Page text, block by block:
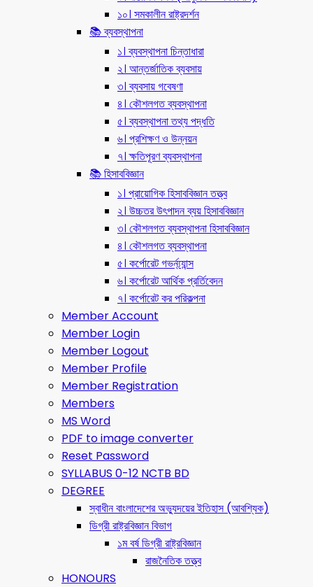
১০। সমকালীন রাষ্ট্রদর্শন
📚 ব্যবস্থাপনা
১। ব্যবস্থাপনা চিন্তাধারা
২। আন্তর্জাতিক ব্যবসায়
৩। ব্যবসায় গবেষণা
৪। কৌশলগত ব্যবস্থাপনা
৫। ব্যবস্থাপনা তথ্য পদ্ধতি
৬। প্রশিক্ষণ ও উন্নয়ন
৭। ক্ষতিপূরণ ব্যবস্থাপনা
📚 হিসাববিজ্ঞান
১। প্রায়োগিক হিসাববিজ্ঞান তত্ত্ব
২। উচ্চতর উৎপাদন ব্যয় হিসাববিজ্ঞান
৩। কৌশলগত ব্যবস্থাপনা হিসাববিজ্ঞান
৪। কৌশলগত ব্যবস্থাপনা
৫। কর্পোরেট গভর্ন্য্যান্স
৬। কর্পোরেট আর্থিক প্রর্তিবেদন
৭। কর্পোরেট কর পরিকল্পনা
Member Account
Member Login
Member Logout
Member Profile
Member Registration
Members
MS Word
PDF to image converter
Reset Password
SYLLABUS 0-12 NCTB BD
DEGREE
স্বাধীন বাংলাদেশের অভ্যুদয়ের ইতিহাস (আবশ্যিক)
ডিগ্রী রাষ্ট্রবিজ্ঞান বিভাগ
১ম বর্ষ ডিগ্রী রাষ্ট্রবিজ্ঞান
রাজনৈতিক তত্ত্ব
HONOURS